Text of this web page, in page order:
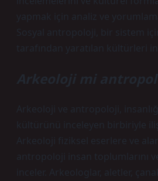
yapmak için analiz ve
Sosyal antropoloji, bir sistem
tarafından yaratılan kültürleri
Arkeoloji mi
Arkeoloji ve antropoloji,
kültürünü inceleyen birbiriyle
Arkeoloji fiziksel eserlere ve
antropoloji insan toplumlarını ve
inceler. Arkeologlar, aletler,